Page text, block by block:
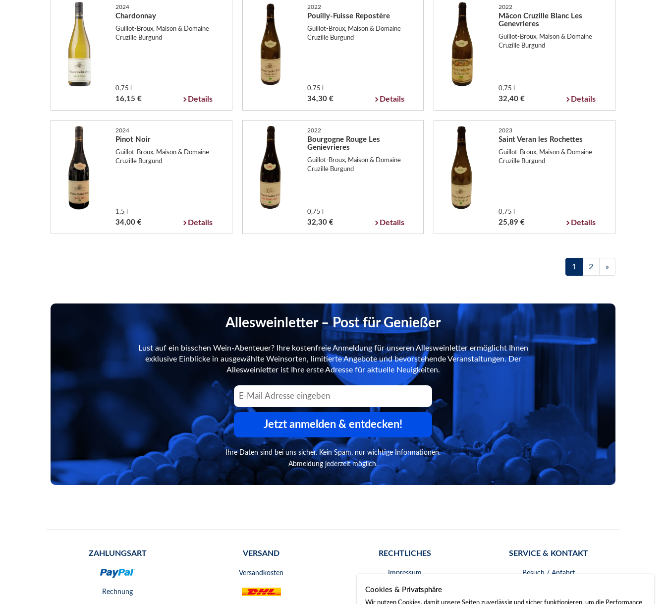
2024
Chardonnay
Guillot-Broux, Maison & Domaine
Cruzille Burgund
0,75 l
16,15 € Details
2022
Pouilly-Fuisse Repostère
Guillot-Broux, Maison & Domaine
Cruzille Burgund
0,75 l
34,30 € Details
2022
Mâcon Cruzille Blanc Les
Genevrieres
Guillot-Broux, Maison & Domaine
Cruzille Burgund
0,75 l
32,40 € Details
2024
Pinot Noir
Guillot-Broux, Maison & Domaine
Cruzille Burgund
1,5 l
34,00 € Details
2022
Bourgogne Rouge Les
Genievrieres
Guillot-Broux, Maison & Domaine
Cruzille Burgund
0,75 l
32,30 € Details
2023
Saint Veran les Rochettes
Guillot-Broux, Maison & Domaine
Cruzille Burgund
0,75 l
25,89 € Details
1 2 »
Allesweinletter – Post für Genießer
Lust auf ein bisschen Wein-Abenteuer? Ihre kostenfreie Anmeldung für unseren Allesweinletter ermöglicht Ihnen
exklusive Einblicke in ausgewählte Weinsorten, limitierte Angebote und bevorstehende Veranstaltungen. Der
Allesweinletter ist Ihre erste Adresse für aktuelle Neuigkeiten.
Jetzt anmelden & entdecken!
Ihre Daten sind bei uns sicher. Kein Spam, nur wichtige Informationen.
Abmeldung jederzeit möglich.
ZAHLUNGSART
Rechnung
VERSAND
Versandkosten
RECHTLICHES
Impressum
AGB
SERVICE & KONTAKT
Besuch / Anfahrt
Cookies & Privatsphäre
Wir nutzen Cookies, damit unsere Seiten zuverlässig und sicher funktionieren, um die Performance